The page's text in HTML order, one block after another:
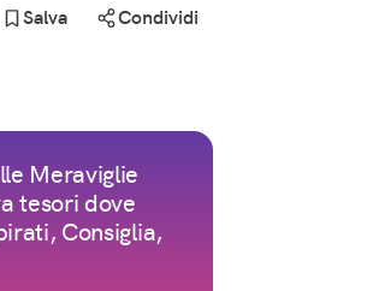
Salva Condividi
Meraviglie
tesori dove
Consiglia,